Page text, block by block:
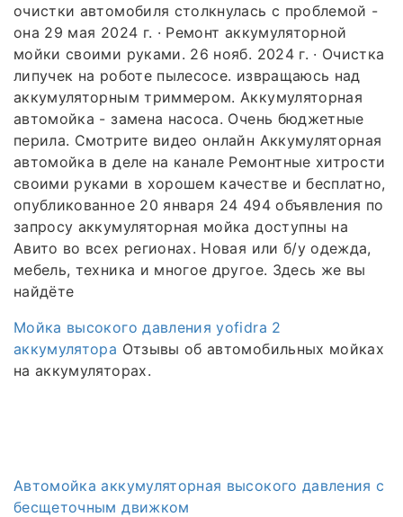
очистки автомобиля столкнулась с проблемой -
она 29 мая 2024 г. · Ремонт аккумуляторной
мойки своими руками. 26 нояб. 2024 г. · Очистка
липучек на роботе пылесосе. извращаюсь над
аккумуляторным триммером. Аккумуляторная
автомойка - замена насоса. Очень бюджетные
перила. Смотрите видео онлайн Аккумуляторная
автомойка в деле на канале Ремонтные хитрости
своими руками в хорошем качестве и бесплатно,
опубликованное 20 января 24 494 объявления по
запросу аккумуляторная мойка доступны на
Авито во всех регионах. Новая или б/у одежда,
мебель, техника и многое другое. Здесь же вы
найдёте
Мойка высокого давления yofidra 2
аккумулятора Отзывы об автомобильных мойках
на аккумуляторах.
Автомойка аккумуляторная высокого давления с
бесщеточным движком